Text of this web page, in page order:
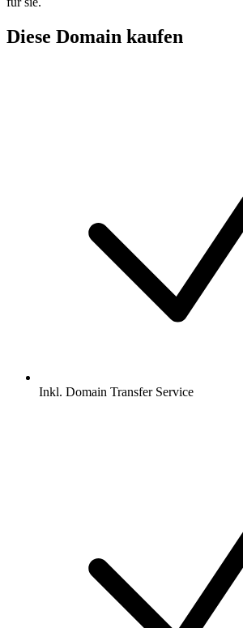
Diese Domain kaufen
Inkl. Domain Transfer Service